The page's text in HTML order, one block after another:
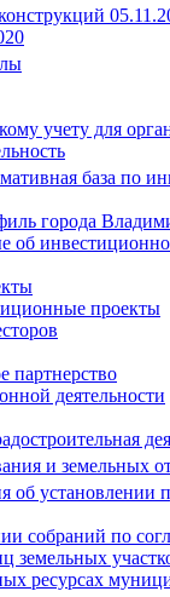
учету для
база по
города
об
проекты
партнерство
деятельности
и земельных
об установлении
собраний по
земельных
ресурсах